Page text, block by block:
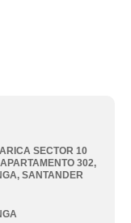
SECTOR 10
302,
, SANTANDER